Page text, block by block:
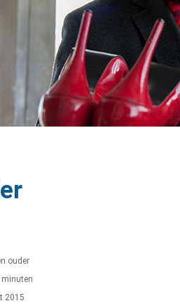
ouder
2015